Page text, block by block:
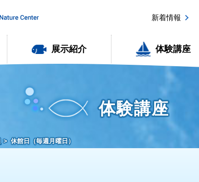
新着情報
展示紹介 体験講座
体験講座
休館日（毎週月曜日）